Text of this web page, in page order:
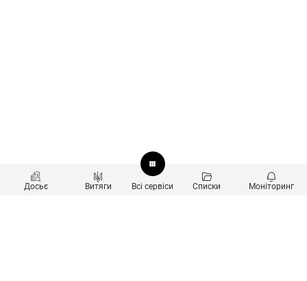
Досьє Витяги Всі сервіси Списки Моніторинг